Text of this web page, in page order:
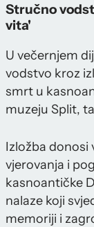
Stručno
vita'
U večernjem
vodstvo kroz
smrt u
muzeju Split,
Izložba donosi
vjerovanja i
kasnoantičke
nalaze koji
memoriji i